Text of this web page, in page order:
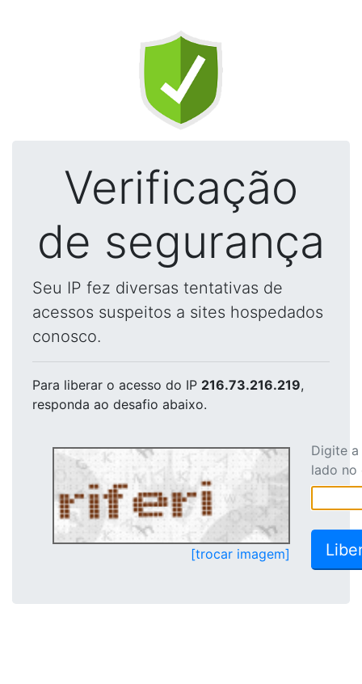
Verificação
de segurança
Seu IP fez diversas tentativas de
acessos suspeitos a sites hospedados
conosco.
Para liberar o acesso do IP 216.73.216.219,
responda ao desafio abaixo.
[trocar imagem]
Digite
lado no